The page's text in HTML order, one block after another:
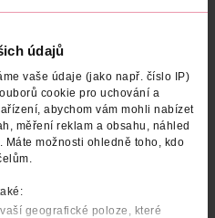
údajů
vaše údaje (jako např. číslo IP)
cookie pro uchování a
abychom vám mohli nabízet
měření reklam a obsahu, náhled
možnosti ohledně toho, kdo
geografické poloze, které